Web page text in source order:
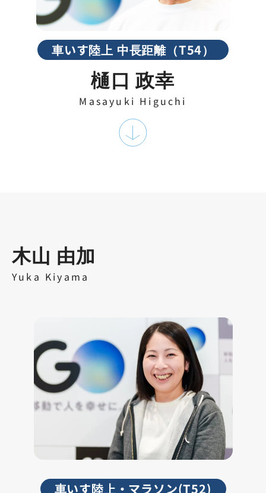
車いす陸上 中長距離（T54）
樋口 政幸
Masayuki Higuchi
木山 由加
Yuka Kiyama
車いす陸上・マラソン(T52)